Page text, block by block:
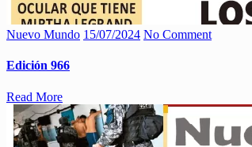
Nuevo Mundo 15/07/2024 No Comment
Edición 966
Read More